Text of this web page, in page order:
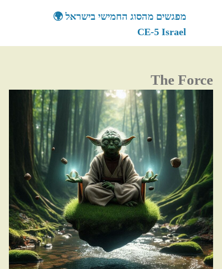
מפגשים מהסוג החמישי בישראל 🌍
CE-5 Israel
The Force